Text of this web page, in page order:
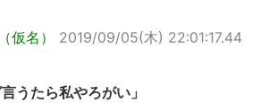
仮名）
2019/09/05(木) 22:01:17.44
うたら私やろがい」